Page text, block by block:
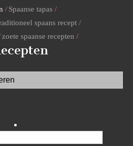
Spaanse tapas
spaans recept
zoete spaanse recepten